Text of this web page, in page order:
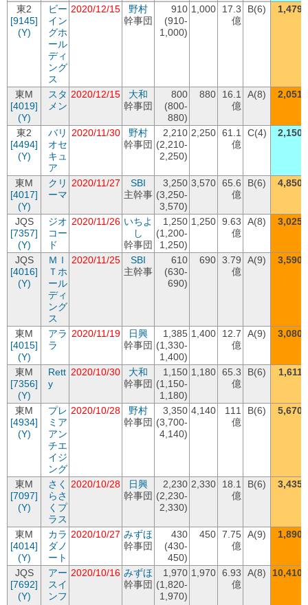
東2
[9145]
(Y)
ビー
イン
グホ
ール
ディ
ング
ス
2020/12/15
野村
幹事団
910
(910-
1,000)
1,000
17.3
億
B(6) 1,479
東M
[4019]
(Y)
スタ
メン
2020/12/15
大和
幹事団
800
(800-
880)
880
16.1
億
A(8) 2,051
東2
[4494]
(Y)
バリ
オセ
キュ
ア
2020/11/30
野村
幹事団
2,210
(2,210-
2,250)
2,250 61.1
億
C(4) 2,150
東M
[4017]
(Y)
クリ
ーマ
2020/11/27
SBI
主幹事
3,250
(3,250-
3,570)
3,570 65.6
億
B(6) 4,850
JQS
[7357]
(Y)
ジオ
コー
ド
2020/11/26 いちよ
し
幹事団
1,250
(1,200-
1,250)
1,250 9.63
億
A(8) 3,025
JQS
[4016]
(Y)
ＭＩ
Ｔホ
ール
ディ
ング
ス
2020/11/25
SBI
主幹事
610
(630-
690)
690 3.79
億
A(9) 3,590
東M
[4015]
(Y)
アラ
ラ
2020/11/19
日興
幹事団
1,385
(1,330-
1,400)
1,400
12.7
億
A(9) 3,080
東M
[7356]
(Y)
Rett
y
2020/10/30
大和
幹事団
1,150
(1,150-
1,180)
1,180 65.3
億
B(6) 1,611
東M
[4934]
(Y)
プレ
ミア
アン
チエ
イジ
ング
2020/10/28
野村
幹事団
3,350
(3,700-
4,140)
4,140
111
億
B(6) 5,670
東M
[7097]
(Y)
さく
らさ
くプ
ラス
2020/10/28
日興
幹事団
2,230
(2,230-
2,330)
2,330
18.1
億
B(6) 3,435
東M
[4014]
(Y)
カラ
ダノ
ート
2020/10/27 みずほ
幹事団
430
(430-
450)
450 7.75
億
A(9) 1,890
JQS
[7692]
(Y)
アー
スイ
ンフ
2020/10/16 みずほ
幹事団
1,970
(1,820-
1,970)
1,970 6.93
億
A(8) 10,410